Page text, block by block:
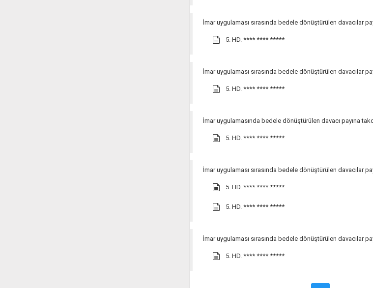
İmar uygulaması sırasında bedele dönüştürülen davacılar
5. HD. **** **** *****
İmar uygulaması sırasında bedele dönüştürülen davacılar
5. HD. **** **** *****
İmar uygulamasında bedele dönüştürülen davacı payına
5. HD. **** **** *****
İmar uygulaması sırasında bedele dönüştürülen davacılar
5. HD. **** **** *****
5. HD. **** **** *****
İmar uygulaması sırasında bedele dönüştürülen davacılar
5. HD. **** **** *****